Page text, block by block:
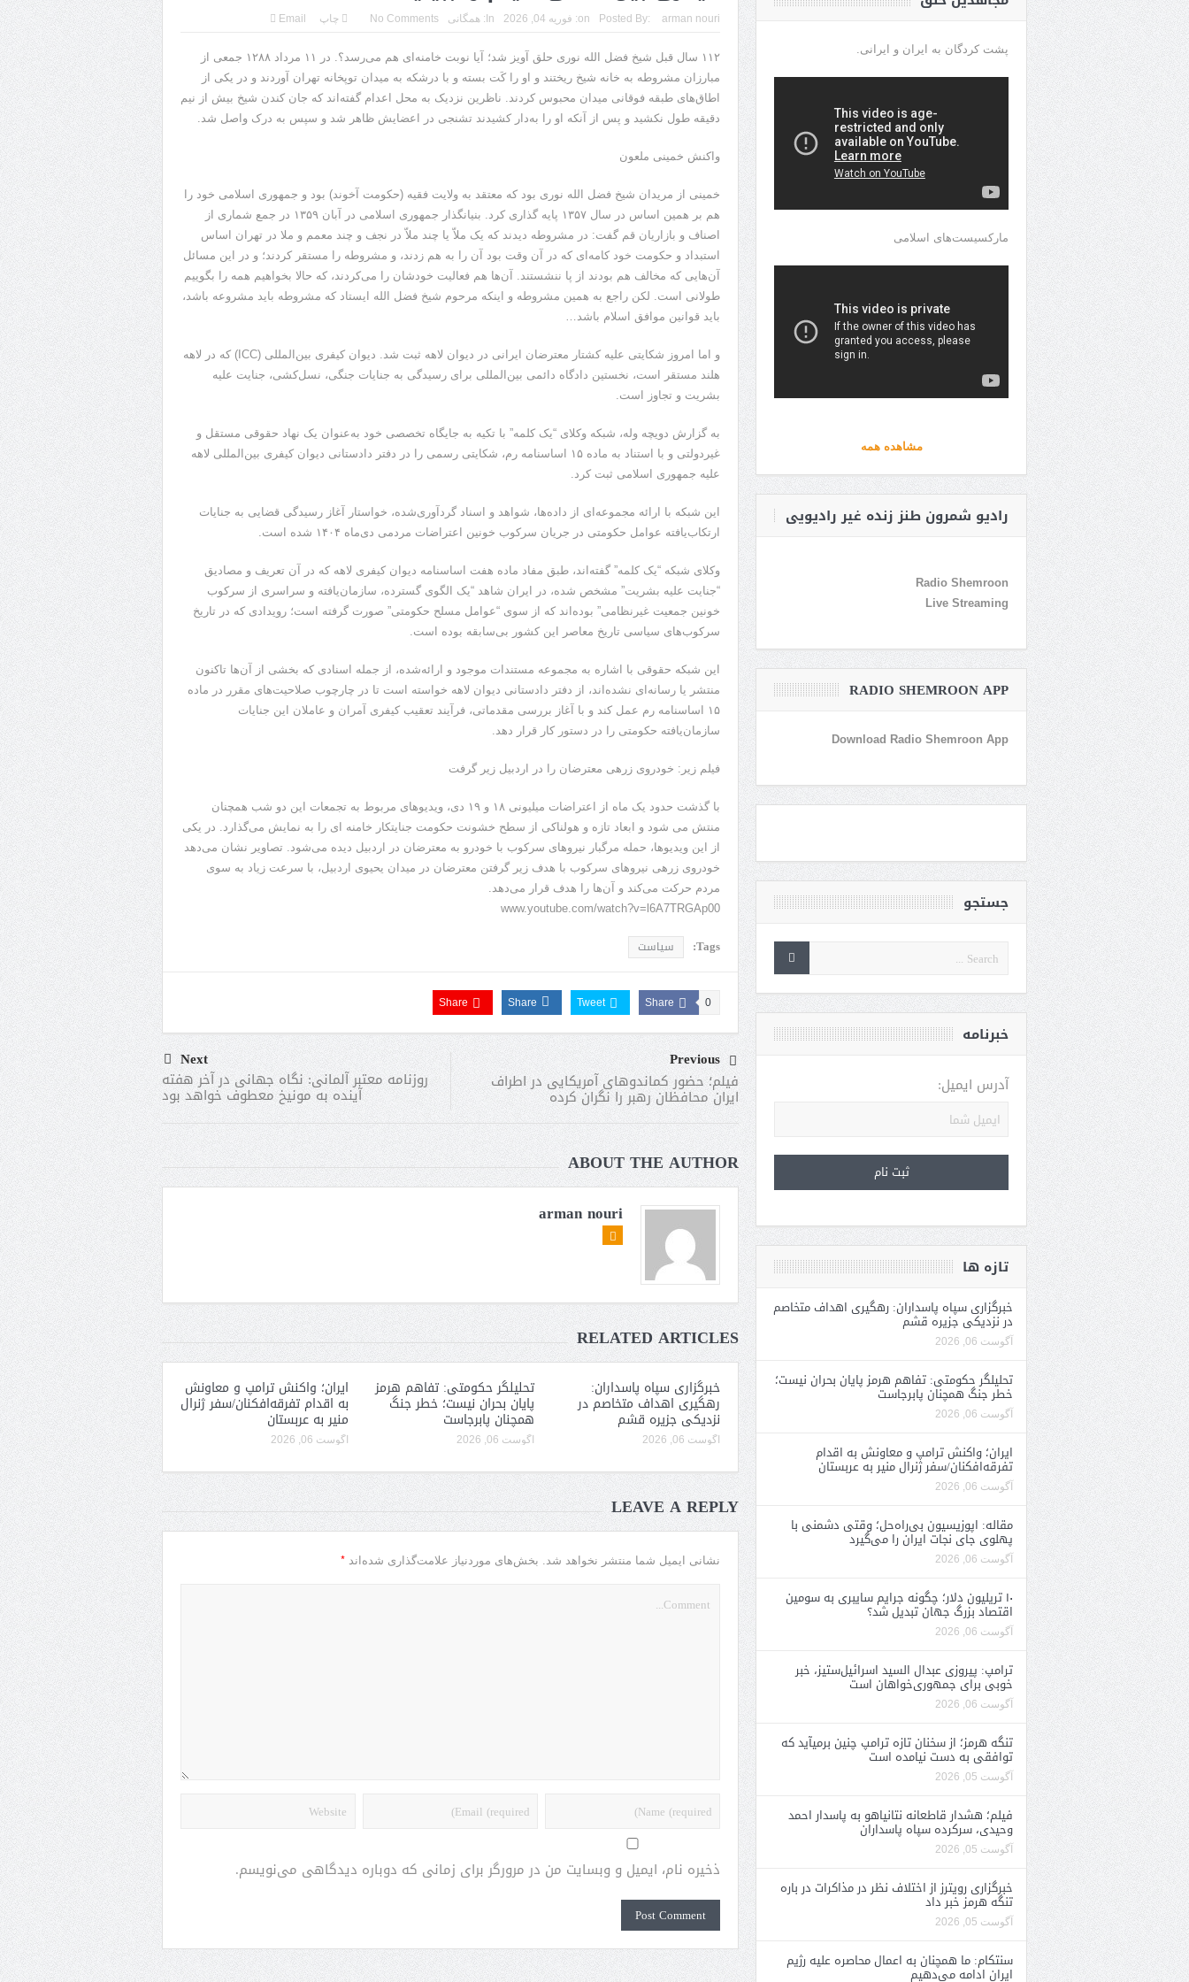
Posted By: arman nouri
on: فوریه 04, 2026 In: همگانی No Comments چاپ Email
۱۱۲ سال قبل شیخ فضل الله نوری حلق آویز شد؛ آیا نوبت خامنه‌ای هم می‌رسد؟. در ۱۱ مرداد ۱۲۸۸ جمعی از
مبارزان مشروطه به خانه شیخ ریختند و او را کَت بسته و با درشکه به میدان توپخانه تهران آوردند و در یکی از
اطاق‌های طبقه فوقانی میدان محبوس کردند. ناظرین نزدیک به محل اعدام گفته‌اند که جان کندن شیخ بیش از نیم
دقیقه طول نکشید و پس از آنکه او را به‌دار کشیدند تشنجی در اعضایش ظاهر شد و سپس به درک واصل شد.
واکنش خمینی ملعون
خمینی از مریدان شیخ فضل الله نوری بود که معتقد به ولایت فقیه (‌حکومت آخوند) بود و جمهوری اسلامی خود را
هم بر همین اساس در سال ۱۳۵۷ پایه گذاری کرد. بنیانگذار جمهوری اسلامی در آبان ۱۳۵۹ در جمع شماری از
اصناف و بازاریان قم گفت: در مشروطه دیدند که یک ملاّ یا چند ملاّ در نجف و چند معمم و ملا در تهران اساس
استبداد و حکومت خود کامه‌ای که در آن وقت بود آن را به هم زدند، و مشروطه را مستقر کردند؛ و در این مسائل
آن‌هایی که مخالف هم بودند از پا ننشستند. آن‌ها هم فعالیت خودشان را می‌کردند، که حالا بخواهیم همه را بگوییم
طولانی است. لکن راجع به همین مشروطه و اینکه مرحوم شیخ فضل الله ایستاد که مشروطه باید مشروعه باشد،
باید قوانین موافق اسلام باشد…
و اما امروز شکایتی علیه کشتار معترضان ایرانی در دیوان لاهه ثبت شد. دیوان کیفری بین‌المللی (ICC) که در لاهه
هلند مستقر است، نخستین دادگاه دائمی بین‌المللی برای رسیدگی به جنایات جنگی، نسل‌کشی، جنایت علیه
بشریت و تجاوز است.
به گزارش دویچه وله، شبکه وکلای “یک‌ کلمه” با تکیه به جایگاه تخصصی خود به‌عنوان یک نهاد حقوقی مستقل و
غیردولتی و با استناد به ماده ۱۵ اساسنامه رم، شکایتی رسمی را در دفتر دادستانی دیوان کیفری بین‌المللی لاهه
علیه جمهوری اسلامی ثبت کرد.
این شبکه با ارائه مجموعه‌ای از داده‌ها، شواهد و اسناد گردآوری‌شده، خواستار آغاز رسیدگی قضایی به جنایات
ارتکاب‌یافته عوامل حکومتی در جریان سرکوب خونین اعتراضات مردمی دی‌ماه ۱۴۰۴ شده است.
وکلای شبکه “یک‌ کلمه” گفته‌اند، طبق مفاد ماده هفت اساسنامه دیوان کیفری لاهه که در آن تعریف و مصادیق
“جنایت علیه بشریت” مشخص شده، در ایران شاهد “یک الگوی گسترده، سازمان‌یافته و سراسری از سرکوب
خونین جمعیت غیرنظامی” بوده‌اند که از سوی “عوامل مسلح حکومتی” صورت گرفته است؛ رویدادی که در تاریخ
سرکوب‌های سیاسی تاریخ معاصر این کشور بی‌سابقه بوده است.
این شبکه حقوقی با اشاره به مجموعه مستندات موجود و ارائه‌شده، از جمله اسنادی که بخشی از آن‌ها تاکنون
منتشر یا رسانه‌ای نشده‌اند، از دفتر دادستانی دیوان لاهه خواسته است تا در چارچوب صلاحیت‌های مقرر در ماده
۱۵ اساسنامه رم عمل کند و با آغاز بررسی مقدماتی، فرآیند تعقیب کیفری آمران و عاملان این جنایات
سازمان‌یافته حکومتی را در دستور کار قرار دهد.
فیلم زیر: خودروی زرهی معترضان را در اردبیل زیر گرفت
با گذشت حدود یک ماه از اعتراضات میلیونی ۱۸ و ۱۹ دی، ویدیوهای مربوط به تجمعات این دو شب همچنان
منتش می شود و ابعاد تازه و هولناکی از سطح خشونت حکومت جنایتکار خامنه ای را به نمایش می‌گذارد. در یکی
از این ویدیوها، حمله مرگبار نیروهای سرکوب با خودرو به معترضان در اردبیل دیده می‌شود. تصاویر نشان می‌دهد
خودروی زرهی نیروهای سرکوب با هدف زیر گرفتن معترضان در میدان یحیوی اردبیل، با سرعت زیاد به سوی
مردم حرکت می‌کند و آن‌ها را هدف قرار می‌دهد.
www.youtube.com/watch?v=l6A7TRGAp00
Tags: سیاست
Share 0
Tweet
Share
Share
Previous
فیلم؛ حضور کماندوهای آمریکایی در اطراف
ایران محافظان رهبر را نگران کرده
Next
روزنامه معتبر آلمانی: نگاه جهانی در آخر هفته
آینده به مونیخ معطوف خواهد بود
ABOUT THE AUTHOR
arman nouri
RELATED ARTICLES
خبرگزاری سپاه پاسداران:
رهگیری اهداف متخاصم در
نزدیکی جزیره قشم
آگوست 06, 2026
تحلیلگر حکومتی: تفاهم هرمز
پایان بحران نیست؛ خطر جنگ
همچنان پابرجاست
آگوست 06, 2026
ایران؛ واکنش ترامپ و معاونش
به اقدام تفرقه‌افکنان/سفر ژنرال
منیر به عربستان
آگوست 06, 2026
LEAVE A REPLY
نشانی ایمیل شما منتشر نخواهد شد. بخش‌های موردنیاز علامت‌گذاری شده‌اند *
ذخیره نام، ایمیل و وبسایت من در مرورگر برای زمانی که دوباره دیدگاهی می‌نویسم.
پشت کردگان به ایران و ایرانی.
مارکسیست‌های اسلامی
مشاهده همه
رادیو شمرون طنز زنده غیر رادیویی
Radio Shemroon
Live Streaming
RADIO SHEMROON APP
Download Radio Shemroon App
جستجو
خبرنامه
آدرس ایمیل:
تازه ها
خبرگزاری سپاه پاسداران: رهگیری اهداف متخاصم
در نزدیکی جزیره قشم
آگوست 06, 2026
تحلیلگر حکومتی: تفاهم هرمز پایان بحران نیست؛
خطر جنگ همچنان پابرجاست
آگوست 06, 2026
ایران؛ واکنش ترامپ و معاونش به اقدام
تفرقه‌افکنان/سفر ژنرال منیر به عربستان
آگوست 06, 2026
مقاله: اپوزیسیون بی‌راه‌حل؛ وقتی دشمنی با
پهلوی جای نجات ایران را می‌گیرد
آگوست 06, 2026
۱۰ تریلیون دلار؛ چگونه جرایم سایبری به سومین
اقتصاد بزرگ جهان تبدیل شد؟
آگوست 06, 2026
ترامپ: پیروزی عبدال السید اسرائیل‌ستیز، خبر
خوبی برای جمهوری‌خواهان است
آگوست 06, 2026
تنگه هرمز؛ از سخنان تازه ترامپ چنین برمیآید که
توافقی به دست نیامده است
آگوست 05, 2026
فیلم؛ هشدار قاطعانه نتانیاهو به پاسدار احمد
وحیدی، سرکرده سپاه پاسداران
آگوست 05, 2026
خبرگزاری رویترز از اختلاف نظر در مذاکرات در باره
تنگه هرمز خبر داد
آگوست 05, 2026
سنتکام: ما همچنان به اعمال محاصره علیه رژیم
ایران ادامه می‌دهیم